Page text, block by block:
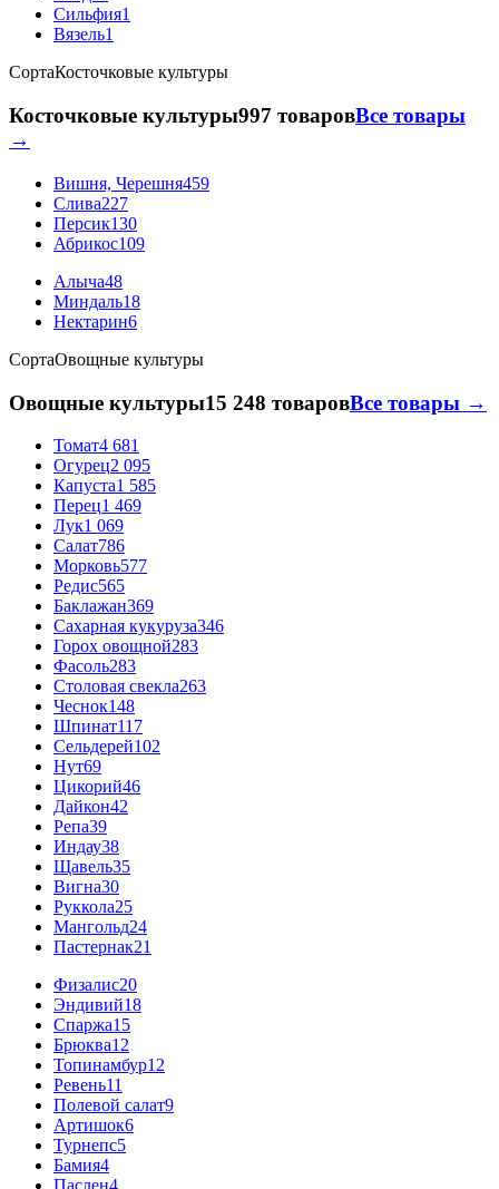
Сильфия1
Вязель1
СортаКосточковые культуры
Косточковые культуры997 товаровВсе товары
→
Вишня, Черешня459
Слива227
Персик130
Абрикос109
Алыча48
Миндаль18
Нектарин6
СортаОвощные культуры
Овощные культуры15 248 товаровВсе товары →
Томат4 681
Огурец2 095
Капуста1 585
Перец1 469
Лук1 069
Салат786
Морковь577
Редис565
Баклажан369
Сахарная кукуруза346
Горох овощной283
Фасоль283
Столовая свекла263
Чеснок148
Шпинат117
Сельдерей102
Нут69
Цикорий46
Дайкон42
Репа39
Индау38
Щавель35
Вигна30
Руккола25
Мангольд24
Пастернак21
Физалис20
Эндивий18
Спаржа15
Брюква12
Топинамбур12
Ревень11
Полевой салат9
Артишок6
Турнепс5
Бамия4